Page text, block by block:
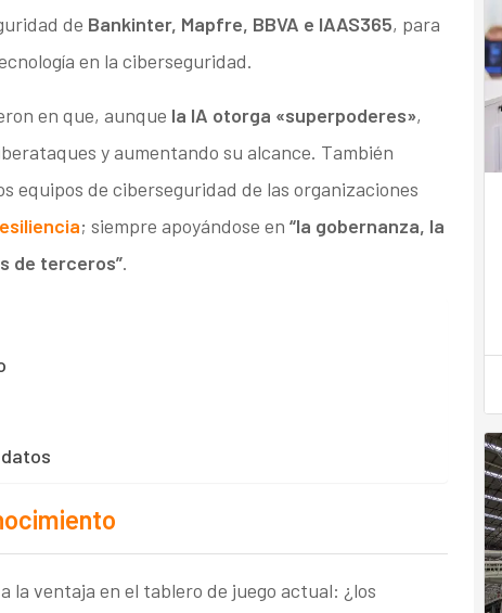
de Bankinter, Mapfre, BBVA e IAAS365, para
en la ciberseguridad.
en que, aunque la IA otorga «superpoderes»,
y aumentando su alcance. También
equipos de ciberseguridad de las organizaciones
; siempre apoyándose en “la gobernanza, la
de terceros”.
la ventaja en el tablero de juego actual: ¿los